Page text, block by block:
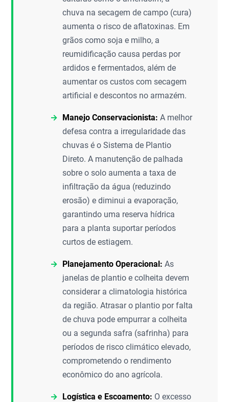
chuva na secagem de campo (cura)
aumenta o risco de aflatoxinas. Em
grãos como soja e milho, a
reumidificação causa perdas por
ardidos e fermentados, além de
aumentar os custos com secagem
artificial e descontos no armazém.
Manejo Conservacionista: A melhor
defesa contra a irregularidade das
chuvas é o Sistema de Plantio
Direto. A manutenção de palhada
sobre o solo aumenta a taxa de
infiltração da água (reduzindo
erosão) e diminui a evaporação,
garantindo uma reserva hídrica
para a planta suportar períodos
curtos de estiagem.
Planejamento Operacional: As
janelas de plantio e colheita devem
considerar a climatologia histórica
da região. Atrasar o plantio por falta
de chuva pode empurrar a colheita
ou a segunda safra (safrinha) para
períodos de risco climático elevado,
comprometendo o rendimento
econômico do ano agrícola.
Logística e Escoamento: O excesso